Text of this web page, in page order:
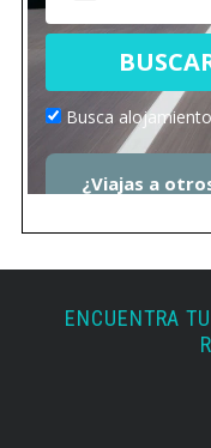
ENCUENTRA